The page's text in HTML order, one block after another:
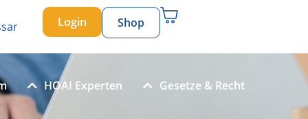
Login Shop
HOAI Experten Gesetze & Recht